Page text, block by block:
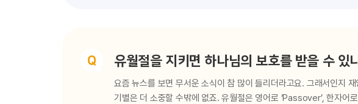
유월절을 지키면 하나님의 보호를 받을 수 있
요즘 뉴스를 보면 무서운 소식이 참 많이 들리더라고요. 그래서인지
기별은 더 소중할 수밖에 없죠. 유월절은 영어로 ‘Passover’, 한자